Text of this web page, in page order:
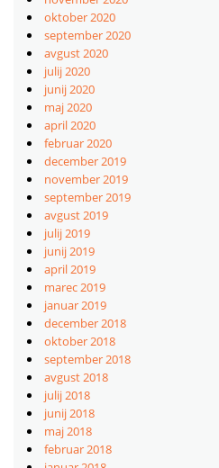
oktober 2020
september 2020
avgust 2020
julij 2020
junij 2020
maj 2020
april 2020
februar 2020
december 2019
november 2019
september 2019
avgust 2019
julij 2019
junij 2019
april 2019
marec 2019
januar 2019
december 2018
oktober 2018
september 2018
avgust 2018
julij 2018
junij 2018
maj 2018
februar 2018